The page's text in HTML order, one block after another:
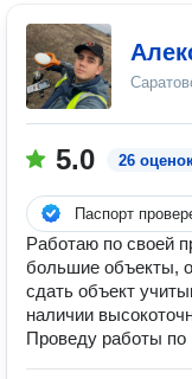
5.0 26
Паспорт
Работаю по своей
большие объекты,
сдать объект
наличии
Проведу работы по